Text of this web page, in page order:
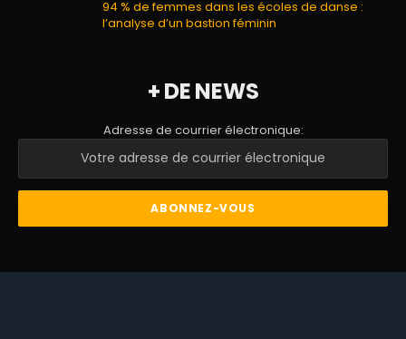
94 % de femmes dans les écoles de danse :
l’analyse d’un bastion féminin
+ DE NEWS
Adresse de courrier électronique: